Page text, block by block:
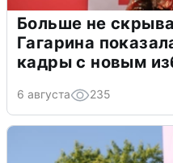
Больше не
Гагарина
кадры с новым
6 августа 235